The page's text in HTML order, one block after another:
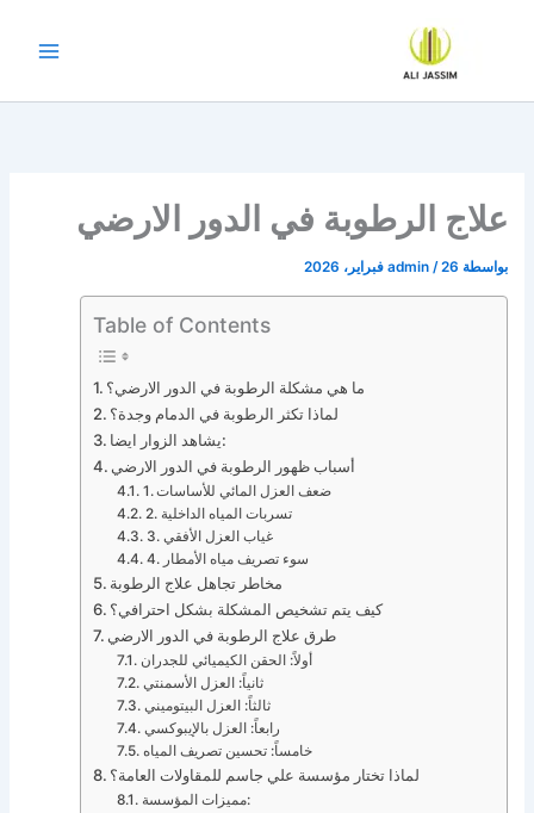
علاج الرطوبة في الدور الارضي
بواسطة admin /26 فبراير، 2026
Table of Contents
ما هي مشكلة الرطوبة في الدور الارضي؟
لماذا تكثر الرطوبة في الدمام وجدة؟
يشاهد الزوار ايضا:
أسباب ظهور الرطوبة في الدور الارضي
1. ضعف العزل المائي للأساسات
2. تسربات المياه الداخلية
3. غياب العزل الأفقي
4. سوء تصريف مياه الأمطار
مخاطر تجاهل علاج الرطوبة
كيف يتم تشخيص المشكلة بشكل احترافي؟
طرق علاج الرطوبة في الدور الارضي
أولاً: الحقن الكيميائي للجدران
ثانياً: العزل الأسمنتي
ثالثاً: العزل البيتوميني
رابعاً: العزل بالإيبوكسي
خامساً: تحسين تصريف المياه
لماذا تختار مؤسسة علي جاسم للمقاولات العامة؟
مميزات المؤسسة: